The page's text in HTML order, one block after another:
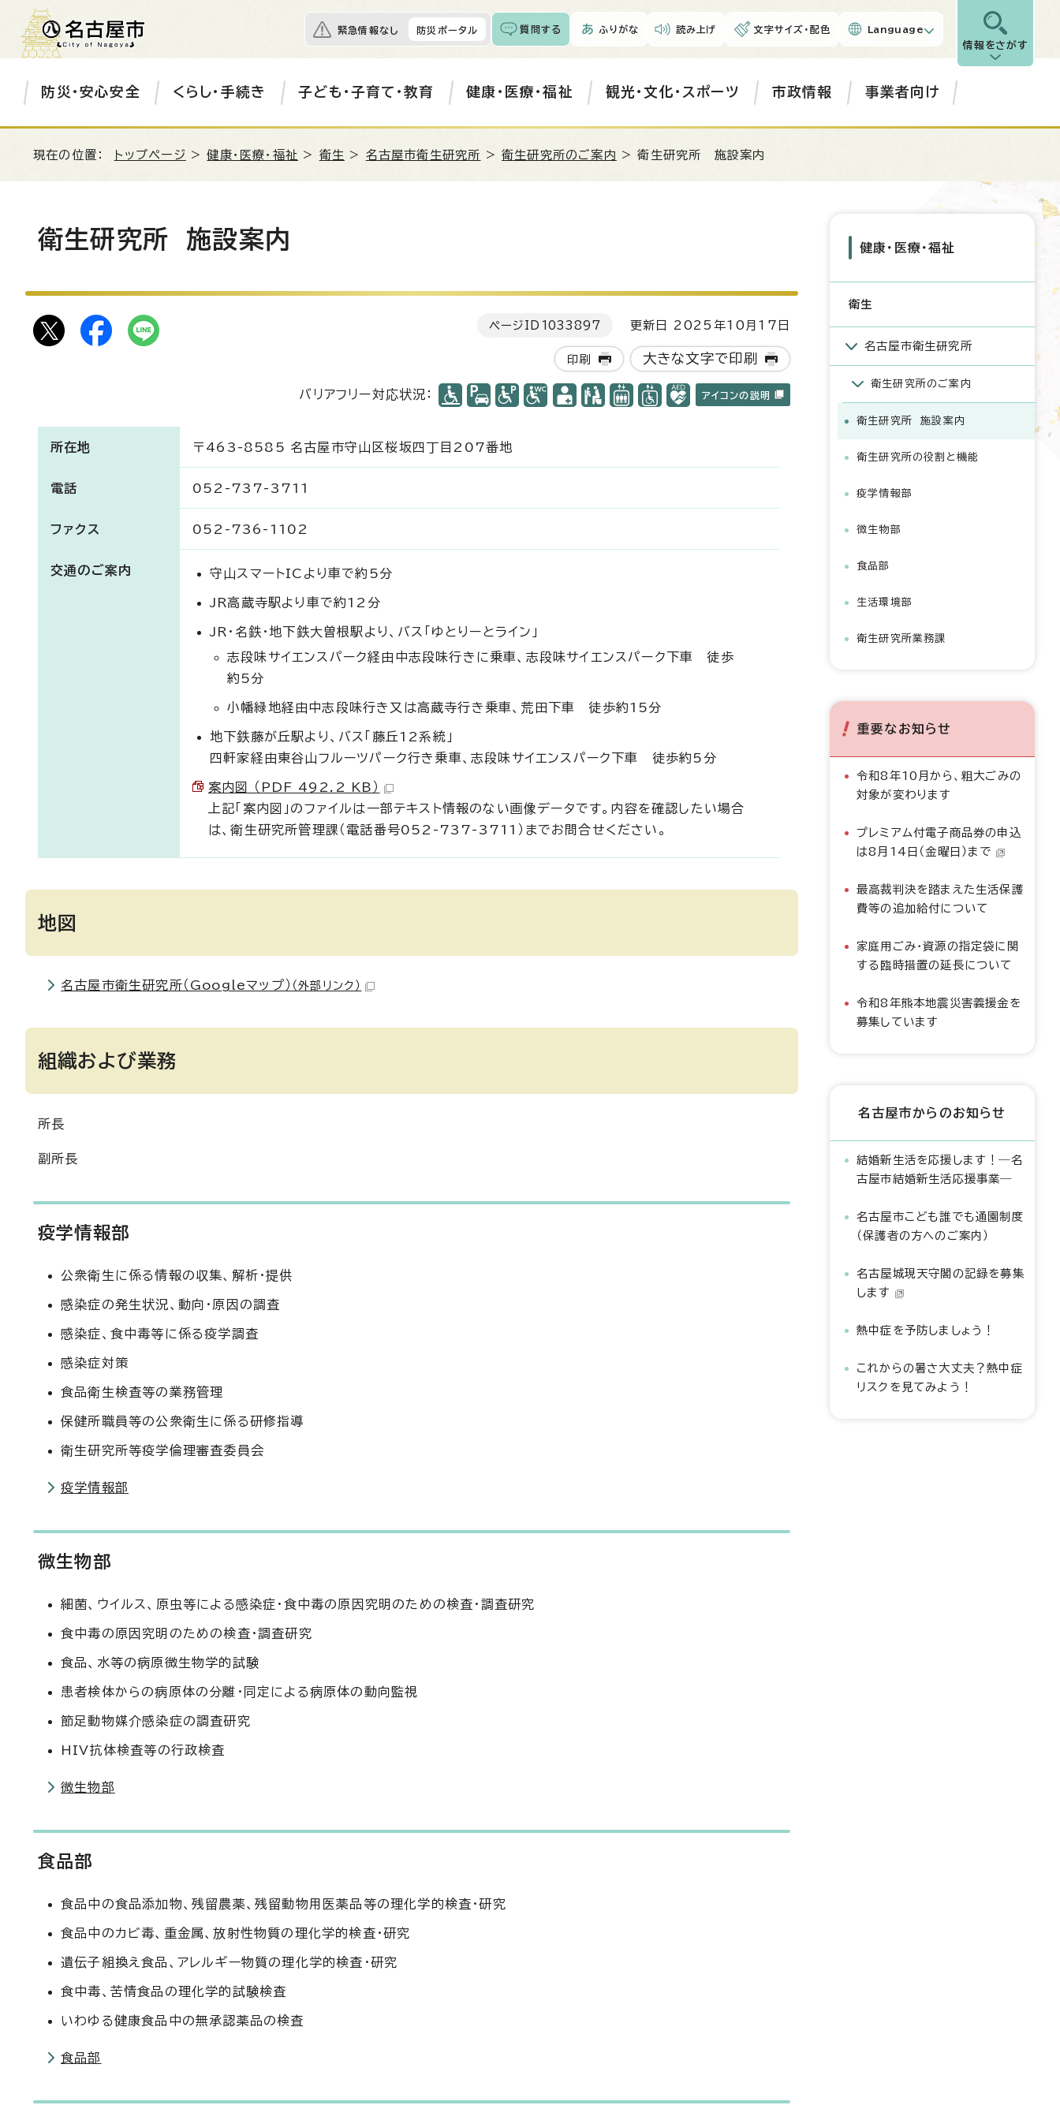
緊急情報なし 防災ポータル 質問する ふりがな 読み上げ 文字サイズ・配色 Language
情報をさがす
防災・安心安全 くらし・手続き 子ども・子育て・教育 健康・医療・福祉 観光・文化・スポーツ 市政情報 事業者向け
現在の位置： トップページ >健康・医療・福祉 > 衛生 > 名古屋市衛生研究所 >衛生研究所のご案内 > 衛生研究所 施設案内
衛生研究所 施設案内
ページID 1033897 更新日 2025年10月17日
印刷 大きな文字で印刷
バリアフリー対応状況： アイコンの説明
所在地 〒463-8585 名古屋市守山区桜坂四丁目207番地
電話 052-737-3711
ファクス 052-736-1102
交通のご案内 守山スマートICより車で約5分
JR高蔵寺駅より車で約12分
JR・名鉄・地下鉄大曽根駅より、バス「ゆとりーとライン」
志段味サイエンスパーク経由中志段味行きに乗車、志段味サイエンスパーク下車 徒歩
約5分
小幡緑地経由中志段味行き又は高蔵寺行き乗車、荒田下車 徒歩約15分
地下鉄藤が丘駅より、バス「藤丘12系統」
四軒家経由東谷山フルーツパーク行き乗車、志段味サイエンスパーク下車 徒歩約5分
案内図 （PDF 492.2 KB）
上記「案内図」のファイルは一部テキスト情報のない画像データです。内容を確認したい場合
は、衛生研究所管理課（電話番号052-737-3711）までお問合せください。
地図
名古屋市衛生研究所（Googleマップ） （外部リンク）
組織および業務
所長
副所長
疫学情報部
公衆衛生に係る情報の収集、解析・提供
感染症の発生状況、動向・原因の調査
感染症、食中毒等に係る疫学調査
感染症対策
食品衛生検査等の業務管理
保健所職員等の公衆衛生に係る研修指導
衛生研究所等疫学倫理審査委員会
疫学情報部
微生物部
細菌、ウイルス、原虫等による感染症・食中毒の原因究明のための検査・調査研究
食中毒の原因究明のための検査・調査研究
食品、水等の病原微生物学的試験
患者検体からの病原体の分離・同定による病原体の動向監視
節足動物媒介感染症の調査研究
HIV抗体検査等の行政検査
微生物部
食品部
食品中の食品添加物、残留農薬、残留動物用医薬品等の理化学的検査・研究
食品中のカビ毒、重金属、放射性物質の理化学的検査・研究
遺伝子組換え食品、アレルギー物質の理化学的検査・研究
食中毒、苦情食品の理化学的試験検査
いわゆる健康食品中の無承認薬品の検査
食品部
健康・医療・福祉
衛生
名古屋市衛生研究所
衛生研究所のご案内
衛生研究所 施設案内
衛生研究所の役割と機能
疫学情報部
微生物部
食品部
生活環境部
衛生研究所業務課
重要なお知らせ
令和8年10月から、粗大ごみの
対象が変わります
プレミアム付電子商品券の申込
は8月14日（金曜日）まで
最高裁判決を踏まえた生活保護
費等の追加給付について
家庭用ごみ・資源の指定袋に関
する臨時措置の延長について
令和8年熊本地震災害義援金を
募集しています
名古屋市からのお知らせ
結婚新生活を応援します！―名
古屋市結婚新生活応援事業―
名古屋市こども誰でも通園制度
（保護者の方へのご案内）
名古屋城現天守閣の記録を募集
します
熱中症を予防しましょう！
これからの暑さ大丈夫？熱中症
リスクを見てみよう！